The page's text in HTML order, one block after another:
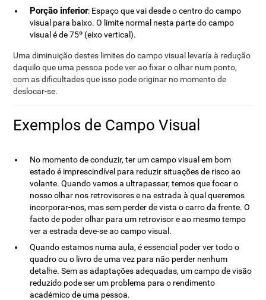
Porção inferior: Espaço que vai desde o centro do campo
visual para baixo. O limite normal nesta parte do campo
visual é de 75º (eixo vertical).
Uma diminuição destes limites do campo visual levaría à redução
daquilo que uma pessoa pode ver ao fixar o olhar num ponto,
com as dificultades que isso pode originar no momento de
deslocar-se.
Exemplos de Campo Visual
No momento de conduzir, ter um campo visual em bom
estado é imprescindível para reduzir situações de risco ao
volante. Quando vamos a ultrapassar, temos que focar o
nosso olhar nos retrovisores e na estrada à qual queremos
incorporar-nos, mas sem perder de vista o carro da frente. O
facto de poder olhar para um retrovisor e ao mesmo tempo
ver a estrada deve-se ao campo visual.
Quando estamos numa aula, é essencial poder ver todo o
quadro ou o livro de uma vez para não perder nenhum
detalhe. Sem as adaptações adequadas, um campo de visão
reduzido pode ser um problema para o rendimento
académico de uma pessoa.